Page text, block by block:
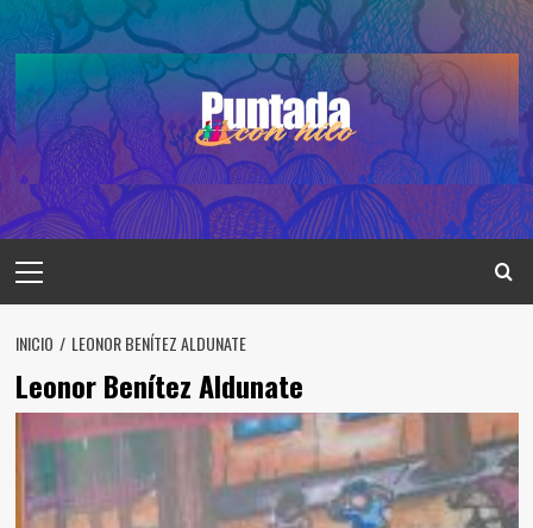
al
contenido
principal
INICIO LEONOR BENÍTEZ ALDUNATE
Leonor Benítez Aldunate